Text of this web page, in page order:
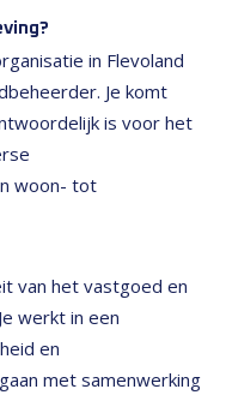
in Flevoland
Je komt
is voor het
woon- tot
van het vastgoed en
werkt in een
en
met samenwerking